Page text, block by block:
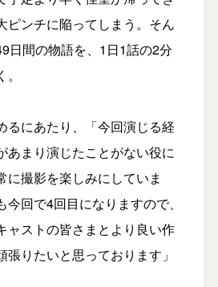
ピンチに陥ってしまう。そん
日間の物語を、1日1話の2分
にあたり、「今回演じる経
あまり演じたことがない役に
に撮影を楽しみにしていま
回で4回目になりますので、
ャストの皆さまとより良い作
りたいと思っております」